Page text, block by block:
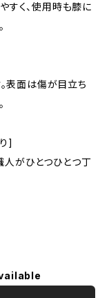
すく、使用時も膝に
表面は傷が目立ち
]
がひとつひとつ丁